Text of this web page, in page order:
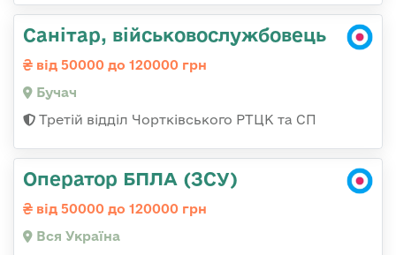
Санітар, військовослужбовець
від 50000 до 120000 грн
Бучач
Третій відділ Чортківського РТЦК та СП
Оператор БПЛА (ЗСУ)
від 50000 до 120000 грн
Вся Україна